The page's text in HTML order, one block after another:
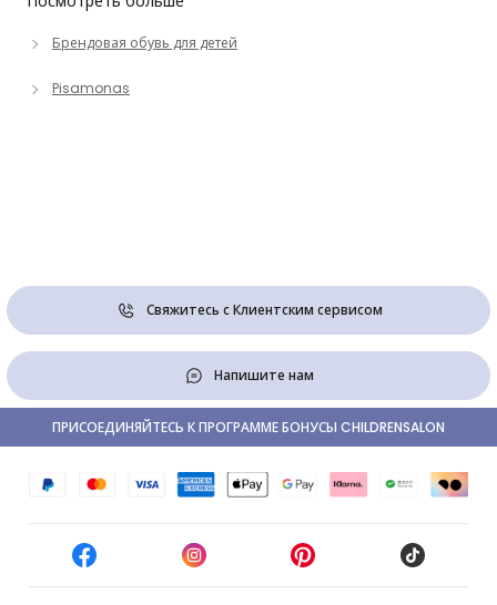
Брендовая обувь для детей
Pisamonas
Свяжитесь с Клиентским сервисом
Напишите нам
ПРИСОЕДИНЯЙТЕСЬ К ПРОГРАММЕ БОНУСЫ CHILDRENSALON